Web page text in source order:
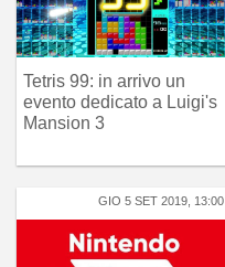
Tetris 99: in arrivo un
evento dedicato a Luigi's
Mansion 3
GIO 5 SET 2019, 13:00